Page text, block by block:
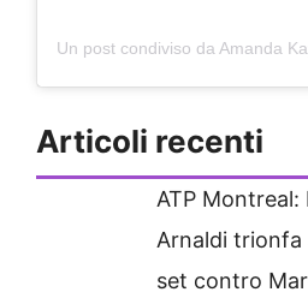
Articoli recenti
ATP Montreal:
Arnaldi trionfa
set contro